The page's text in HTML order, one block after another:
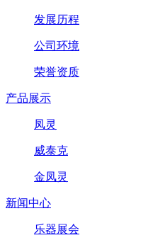
发展历程
公司环境
荣誉资质
产品展示
凤灵
威泰克
金凤灵
新闻中心
乐器展会